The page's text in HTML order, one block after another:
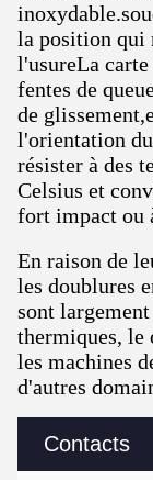
Contacts
la position qui
l'usureLa carte
fentes de
de
l'orientation
résister à des
Celsius et
fort impact ou
En raison de
les doublures
sont
thermiques, le
les machines
d'autres